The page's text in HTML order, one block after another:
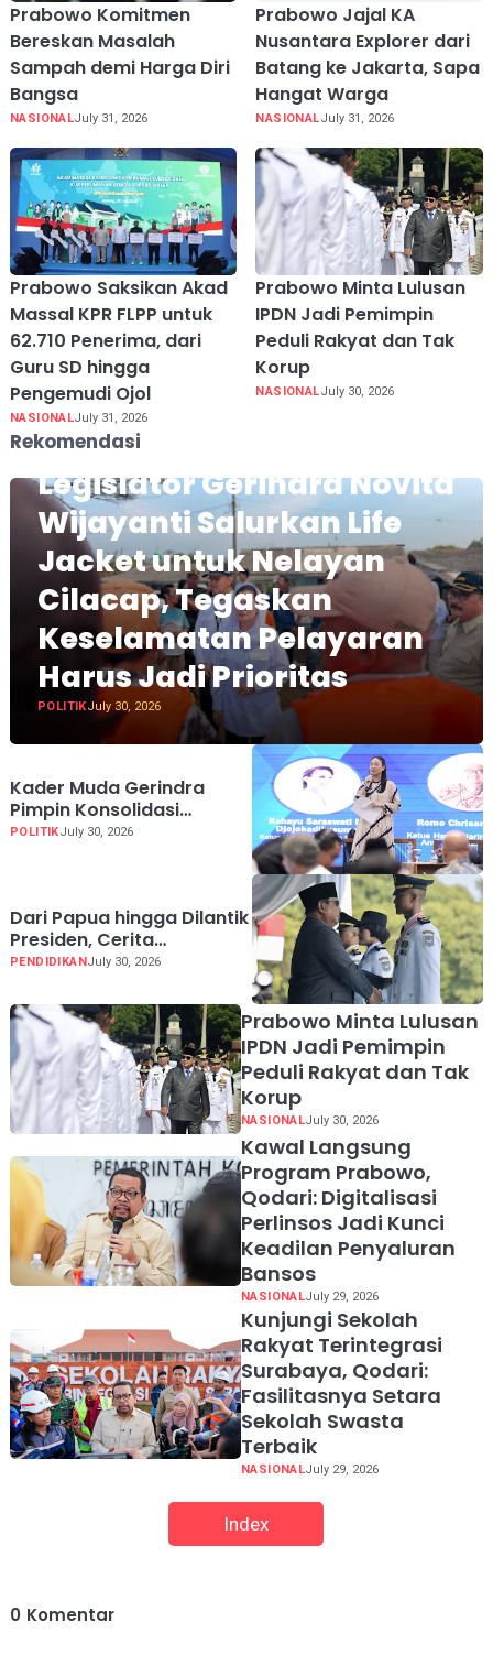
Prabowo Komitmen
Bereskan Masalah
Sampah demi Harga Diri
Bangsa
NASIONALJuly 31, 2026
Prabowo Jajal KA
Nusantara Explorer dari
Batang ke Jakarta, Sapa
Hangat Warga
NASIONALJuly 31, 2026
Prabowo Saksikan Akad
Massal KPR FLPP untuk
62.710 Penerima, dari
Guru SD hingga
Pengemudi Ojol
NASIONALJuly 31, 2026
Prabowo Minta Lulusan
IPDN Jadi Pemimpin
Peduli Rakyat dan Tak
Korup
NASIONALJuly 30, 2026
Rekomendasi
Legislator Gerindra Novita
Wijayanti Salurkan Life
Jacket untuk Nelayan
Cilacap, Tegaskan
Keselamatan Pelayaran
Harus Jadi Prioritas
POLITIKJuly 30, 2026
Kader Muda Gerindra
Pimpin Konsolidasi
Nasional, JarNas APO
POLITIKJuly 30, 2026
Dari Papua hingga Dilantik
Presiden, Cerita
Perjuangan Jhosua Jadi
PENDIDIKANJuly 30, 2026
Prabowo Minta Lulusan
IPDN Jadi Pemimpin
Peduli Rakyat dan Tak
Korup
NASIONALJuly 30, 2026
Kawal Langsung
Program Prabowo,
Qodari: Digitalisasi
Perlinsos Jadi Kunci
Keadilan Penyaluran
Bansos
NASIONALJuly 29, 2026
Kunjungi Sekolah
Rakyat Terintegrasi
Surabaya, Qodari:
Fasilitasnya Setara
Sekolah Swasta
Terbaik
NASIONALJuly 29, 2026
Index
0 Komentar